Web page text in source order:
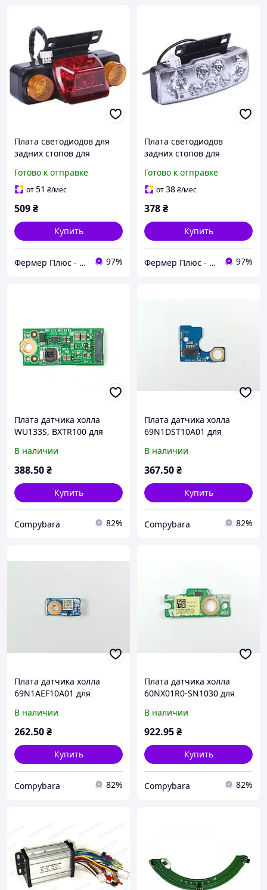
Плата светодиодов для
задних стопов для
Готово к отправке
от51 ₴/мес
509₴
Купить
Фермер Плюс - интернет магазин садовой техники 97%
Плата светодиодов
задних стопов для
Готово к отправке
от38₴/мес
378₴
Купить
Фермер Плюс - интернет магазин садовой техники 97%
Плата датчика холла
WU133S, BXTR100 для
Pro CWI528 -
6935768753056
В наличии
388.50₴
Купить
Compybara 82%
Плата датчика холла
69N1DST10A01 для
Chromebook Flip
CM1400FXA-EC0021
В наличии
367.50₴
Купить
Compybara 82%
Плата датчика холла
69N1AEF10A01 для
Chromebook C425T
C425TA-H50013
В наличии
262.50₴
Купить
Compybara 82%
Плата датчика холла
60NX01R0-SN1030 для
Chromebook C523NA-
A20071 C523N -
В наличии
922.95₴
Купить
Compybara 82%